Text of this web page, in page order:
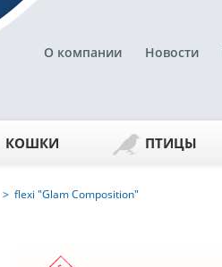
О компании Новости
КОШКИ ПТИЦЫ
> flexi "Glam Composition"